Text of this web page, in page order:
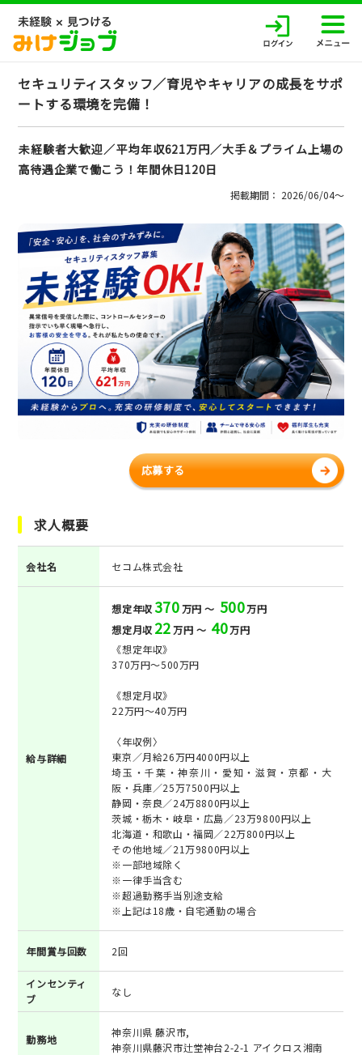
セキュリティスタッフ／育児やキャリアの成長をサポ
ートする環境を完備！
未経験者大歓迎／平均年収621万円／大手＆プライム上場の
高待遇企業で働こう！年間休日120日
掲載期間： 2026/06/04〜
応募する
求人概要
会社名 セコム株式会社
給与詳細
想定年収370万円 ～ 500万円
想定月収 22万円 ～ 40万円
《想定年収》
370万円～500万円
《想定月収》
22万円～40万円
〈年収例〉
東京／月給26万円4000円以上
埼玉・千葉・神奈川・愛知・滋賀・京都・大
阪・兵庫／25万7500円以上
静岡・奈良／24万8800円以上
茨城・栃木・岐阜・広島／23万9800円以上
北海道・和歌山・福岡／22万800円以上
その他地域／21万9800円以上
※一部地域除く
※一律手当含む
※超過勤務手当別途支給
※上記は18歳・自宅通勤の場合
年間賞与回数 2回
インセンティ
ブ
なし
勤務地
神奈川県 藤沢市,
神奈川県藤沢市辻堂神台2-2-1 アイクロス湘南